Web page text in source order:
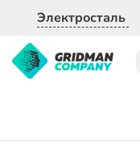
Электросталь